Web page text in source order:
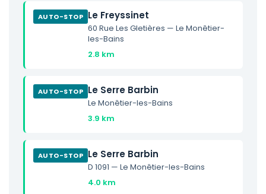
AUTO-STOP Le Freyssinet
60 Rue Les Gletières — Le Monêtier-
les-Bains
2.8 km
AUTO-STOP Le Serre Barbin
Le Monêtier-les-Bains
3.9 km
AUTO-STOP Le Serre Barbin
D 1091 — Le Monêtier-les-Bains
4.0 km